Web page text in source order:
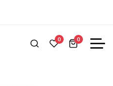
0 0